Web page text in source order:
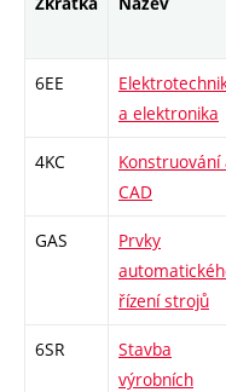
6EE
a elektronika
4KC
Konstruování
CAD
GAS
Prvky
řízení strojů
6SR
Stavba
výrobních